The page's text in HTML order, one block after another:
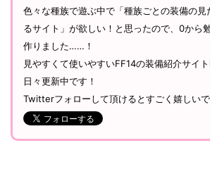
色々な種族で遊ぶ中で「種族ごとの装備の見
るサイト」が欲しい！と思ったので、0から
作りました……！
見やすくて使いやすいFF14の装備紹介サイ
日々更新中です！
Twitterフォローして頂けるとすごく嬉しい